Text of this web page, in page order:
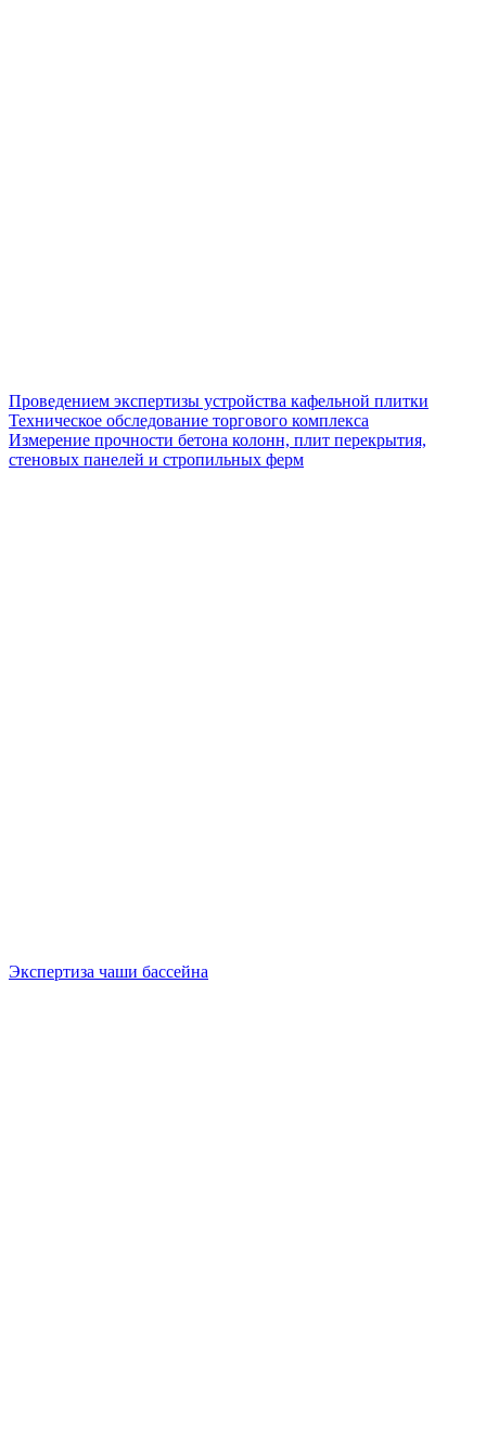
Проведением экспертизы устройства кафельной плитки
Техническое обследование торгового комплекса
Измерение прочности бетона колонн, плит перекрытия,
стеновых панелей и стропильных ферм
Экспертиза чаши бассейна